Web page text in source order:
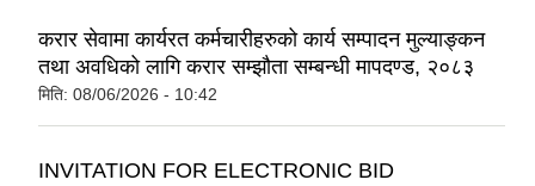
करार सेवामा कार्यरत कर्मचारीहरुको कार्य सम्पादन मुल्याङ्कन
तथा अवधिको लागि करार सम्झौता सम्बन्धी मापदण्ड, २०८३
मिति: 08/06/2026 - 10:42
INVITATION FOR ELECTRONIC BID